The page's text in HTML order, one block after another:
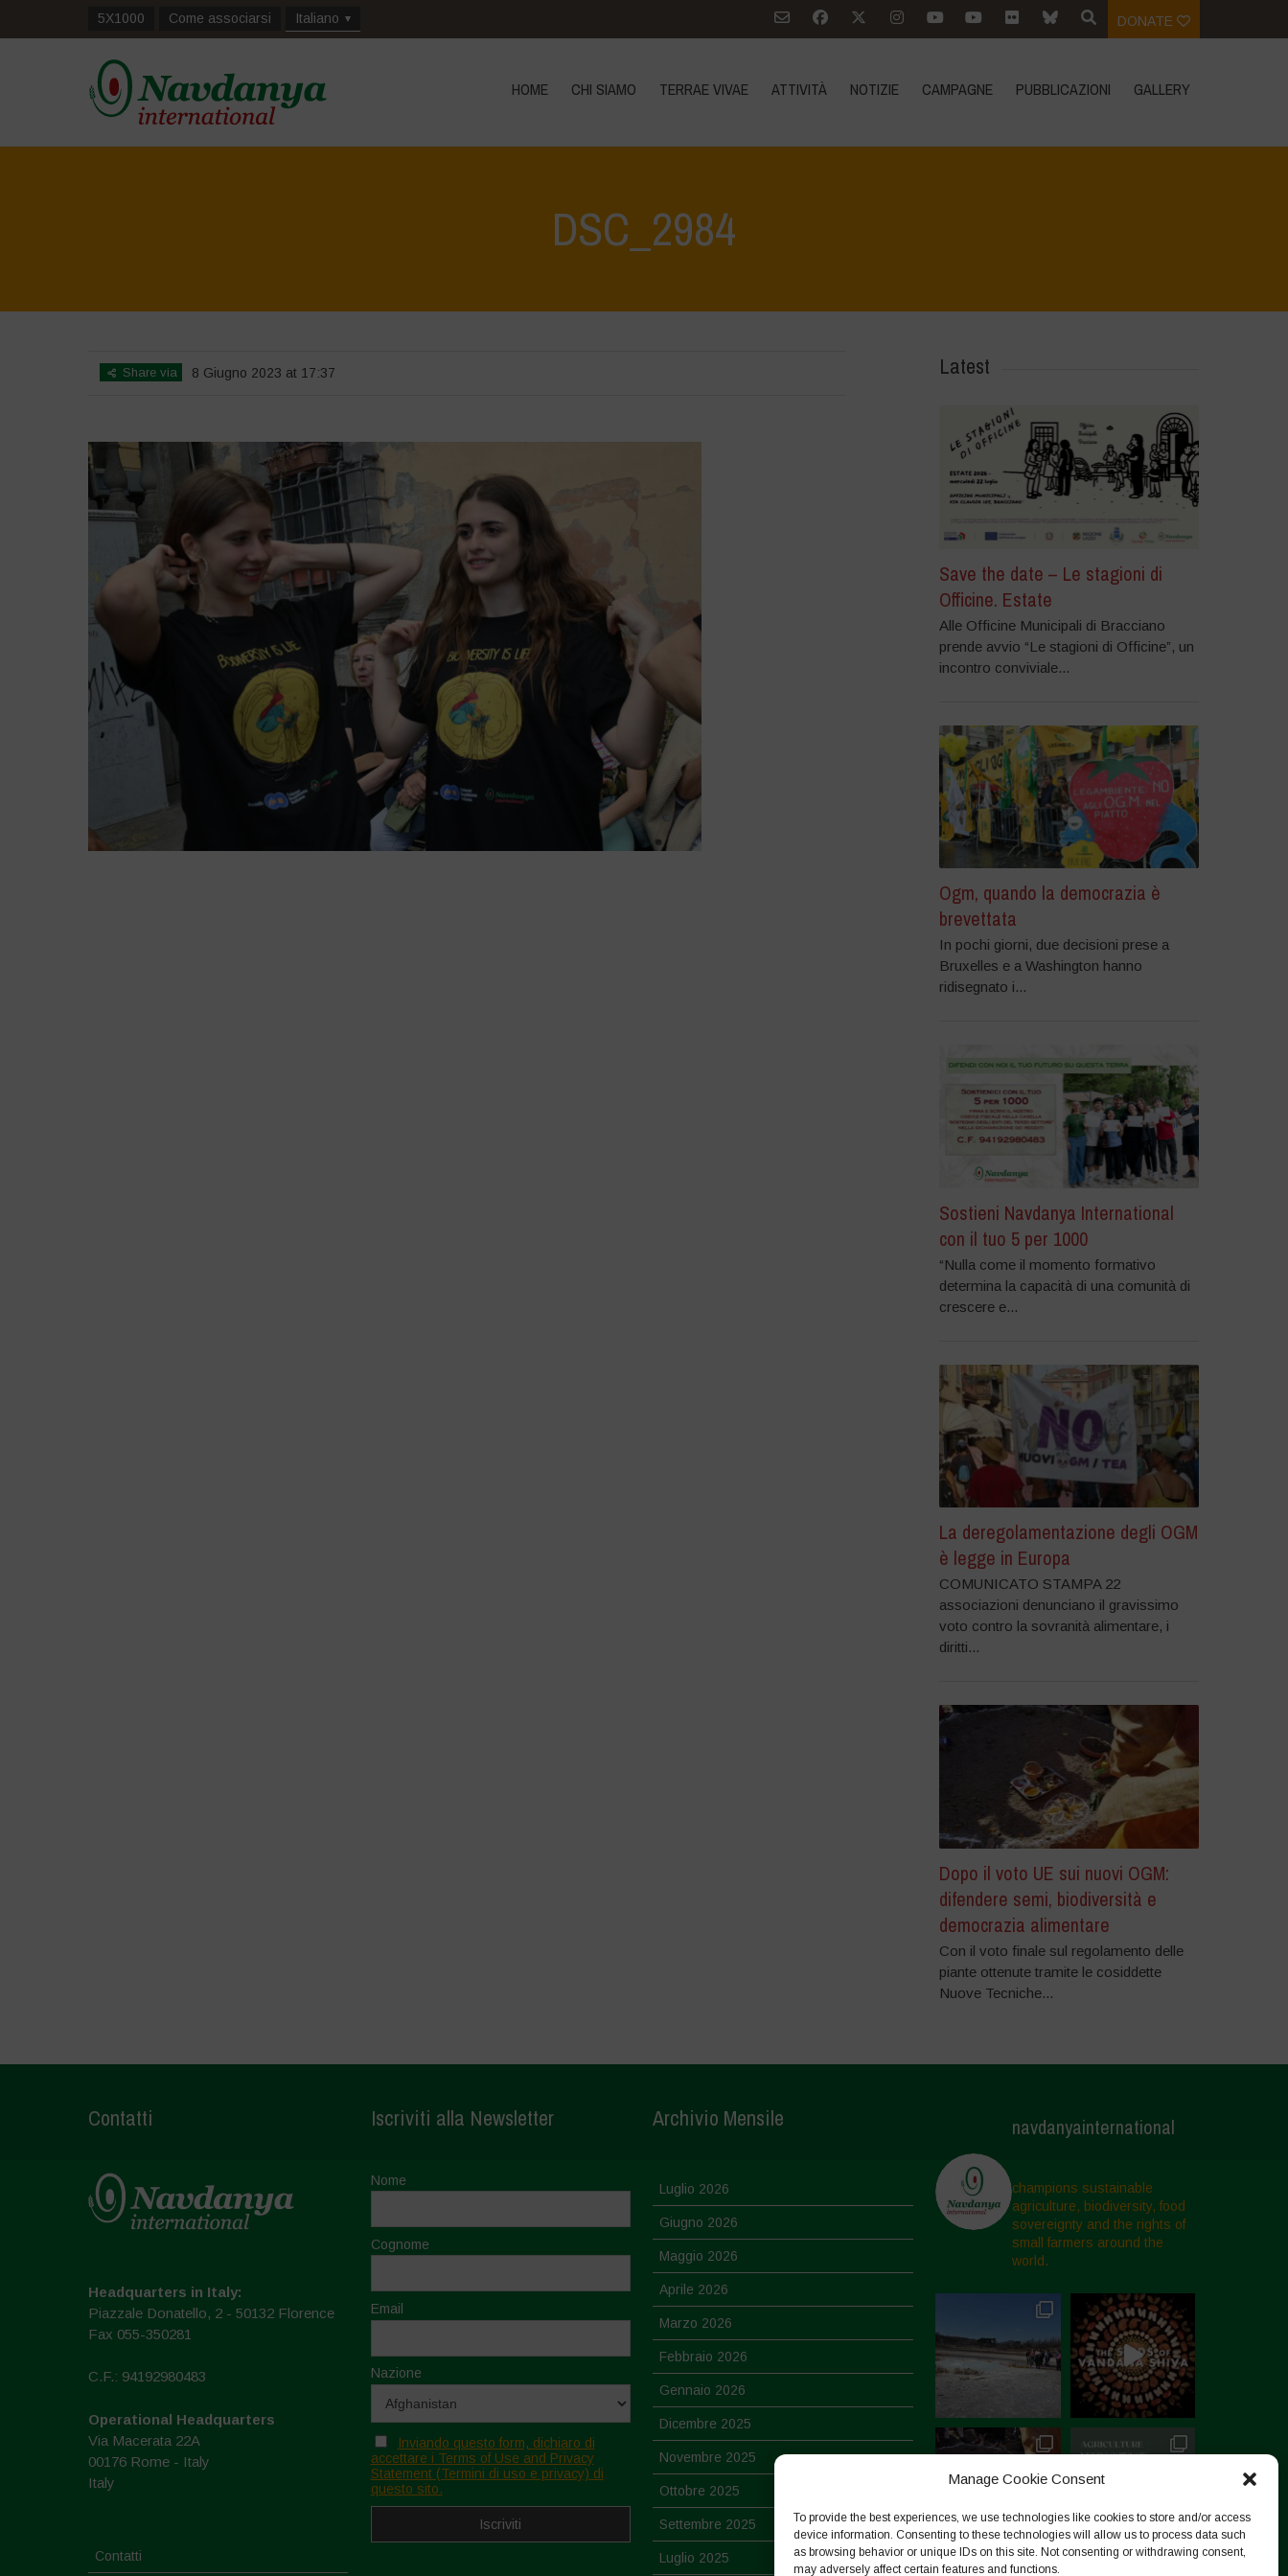
Manage Cookie Consent
To provide the best experiences, we use technologies like cookies to store and/or access
device information. Consenting to these technologies will allow us to process data such
as browsing behavior or unique IDs on this site. Not consenting or withdrawing consent,
may adversely affect certain features and functions.
5X1000 Come associarsi Italiano DONATE
HOME CHI SIAMO TERRAE VIVAE ATTIVITÀ NOTIZIE CAMPAGNE PUBBLICAZIONI GALLERY
DSC_2984
Share via 8 Giugno 2023 at 17:37 Latest
Save the date – Le stagioni di
Officine. Estate
Alle Officine Municipali di Bracciano
prende avvio “Le stagioni di Officine”, un
incontro conviviale...
Ogm, quando la democrazia è
brevettata
In pochi giorni, due decisioni prese a
Bruxelles e a Washington hanno
ridisegnato i...
Sostieni Navdanya International
con il tuo 5 per 1000
“Nulla come il momento formativo
determina la capacità di una comunità di
crescere e...
La deregolamentazione degli OGM
è legge in Europa
COMUNICATO STAMPA 22
associazioni denunciano il gravissimo
voto contro la sovranità alimentare, i
diritti...
Dopo il voto UE sui nuovi OGM:
difendere semi, biodiversità e
democrazia alimentare
Con il voto finale sul regolamento delle
piante ottenute tramite le cosiddette
Nuove Tecniche...
Contatti
Headquarters in Italy:
Piazzale Donatello, 2 - 50132 Florence
Fax 055-350281
C.F.: 94192980483
Operational Headquarters
Via Macerata 22A
00176 Rome - Italy
Italy
Contatti
Iscriviti alla Newsletter
Nome
Cognome
Email
Nazione
Inviando questo form, dichiaro di
accettare i Terms of Use and Privacy
Statement (Termini di uso e privacy) di
questo sito.
Archivio Mensile
Luglio 2026
Giugno 2026
Maggio 2026
Aprile 2026
Marzo 2026
Febbraio 2026
Gennaio 2026
Dicembre 2025
Novembre 2025
Ottobre 2025
Settembre 2025
Luglio 2025
navdanyainternational
champions sustainable
agriculture, biodiversity, food
sovereignty and the rights of
small farmers around the
world.